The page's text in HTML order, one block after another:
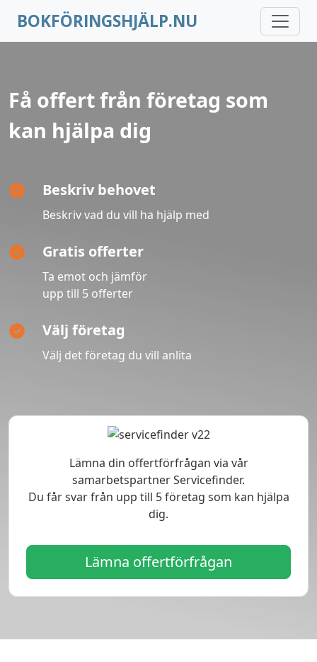
BOKFÖRINGSHJÄLP.NU
Få offert från företag som
kan hjälpa dig
Beskriv behovet
Beskriv vad du vill ha hjälp med
Gratis offerter
Ta emot och jämför
upp till 5 offerter
Välj företag
Välj det företag du vill anlita
Lämna din offertförfrågan via vår
samarbetspartner Servicefinder.
Du får svar från upp till 5 företag som kan hjälpa
dig.
Lämna offertförfrågan